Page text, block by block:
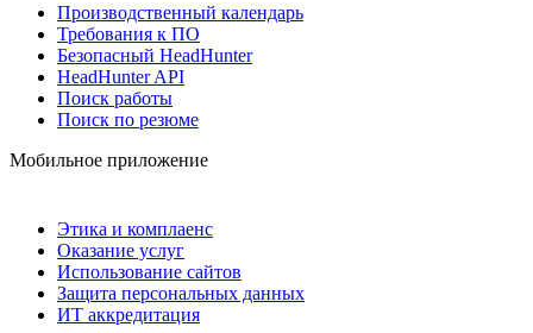
Производственный календарь
Требования к ПО
Безопасный HeadHunter
HeadHunter API
Поиск работы
Поиск по резюме
Мобильное приложение
Этика и комплаенс
Оказание услуг
Использование сайтов
Защита персональных данных
ИТ аккредитация